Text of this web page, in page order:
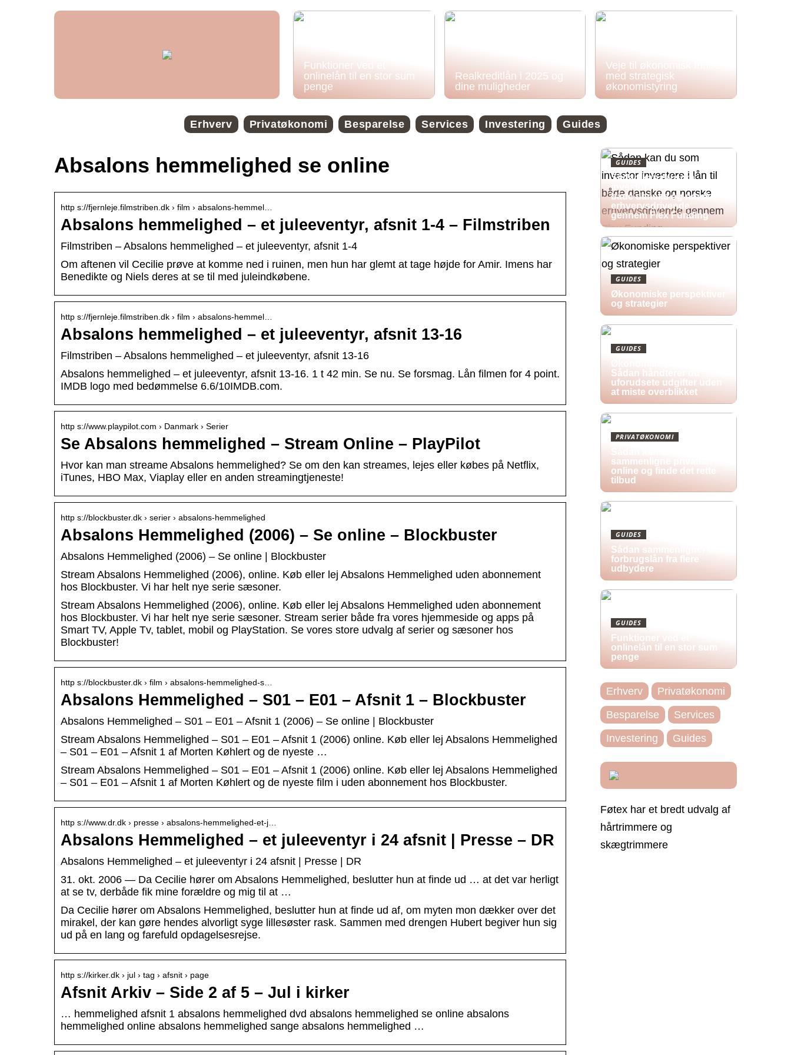
Funktioner ved et
onlinelån til en stor sum
penge
Realkreditlån i 2025 og
dine muligheder
Veje til økonomisk frihed
med strategisk
økonomistyring
Erhverv Privatøkonomi Besparelse Services Investering Guides
Absalons hemmelighed se online
http s://fjernleje.filmstriben.dk › film › absalons-hemmel…
Absalons hemmelighed – et juleeventyr, afsnit 1-4 – Filmstriben
Filmstriben – Absalons hemmelighed – et juleeventyr, afsnit 1-4
Om aftenen vil Cecilie prøve at komme ned i ruinen, men hun har glemt at tage højde for Amir. Imens har
Benedikte og Niels deres at se til med juleindkøbene.
http s://fjernleje.filmstriben.dk › film › absalons-hemmel…
Absalons hemmelighed – et juleeventyr, afsnit 13-16
Filmstriben – Absalons hemmelighed – et juleeventyr, afsnit 13-16
Absalons hemmelighed – et juleeventyr, afsnit 13-16. 1 t 42 min. Se nu. Se forsmag. Lån filmen for 4 point.
IMDB logo med bedømmelse 6.6/10IMDB.com.
http s://www.playpilot.com › Danmark › Serier
Se Absalons hemmelighed – Stream Online – PlayPilot
Hvor kan man streame Absalons hemmelighed? Se om den kan streames, lejes eller købes på Netflix,
iTunes, HBO Max, Viaplay eller en anden streamingtjeneste!
http s://blockbuster.dk › serier › absalons-hemmelighed
Absalons Hemmelighed (2006) – Se online – Blockbuster
Absalons Hemmelighed (2006) – Se online | Blockbuster
Stream Absalons Hemmelighed (2006), online. Køb eller lej Absalons Hemmelighed uden abonnement
hos Blockbuster. Vi har helt nye serie sæsoner.
Stream Absalons Hemmelighed (2006), online. Køb eller lej Absalons Hemmelighed uden abonnement
hos Blockbuster. Vi har helt nye serie sæsoner. Stream serier både fra vores hjemmeside og apps på
Smart TV, Apple Tv, tablet, mobil og PlayStation. Se vores store udvalg af serier og sæsoner hos
Blockbuster!
http s://blockbuster.dk › film › absalons-hemmelighed-s…
Absalons Hemmelighed – S01 – E01 – Afsnit 1 – Blockbuster
Absalons Hemmelighed – S01 – E01 – Afsnit 1 (2006) – Se online | Blockbuster
Stream Absalons Hemmelighed – S01 – E01 – Afsnit 1 (2006) online. Køb eller lej Absalons Hemmelighed
– S01 – E01 – Afsnit 1 af Morten Køhlert og de nyeste …
Stream Absalons Hemmelighed – S01 – E01 – Afsnit 1 (2006) online. Køb eller lej Absalons Hemmelighed
– S01 – E01 – Afsnit 1 af Morten Køhlert og de nyeste film i uden abonnement hos Blockbuster.
http s://www.dr.dk › presse › absalons-hemmelighed-et-j…
Absalons Hemmelighed – et juleeventyr i 24 afsnit | Presse – DR
Absalons Hemmelighed – et juleeventyr i 24 afsnit | Presse | DR
31. okt. 2006 — Da Cecilie hører om Absalons Hemmelighed, beslutter hun at finde ud … at det var herligt
at se tv, derbåde fik mine forældre og mig til at …
Da Cecilie hører om Absalons Hemmelighed, beslutter hun at finde ud af, om myten mon dækker over det
mirakel, der kan gøre hendes alvorligt syge lillesøster rask. Sammen med drengen Hubert begiver hun sig
ud på en lang og farefuld opdagelsesrejse.
http s://kirker.dk › jul › tag › afsnit › page
Afsnit Arkiv – Side 2 af 5 – Jul i kirker
… hemmelighed afsnit 1 absalons hemmelighed dvd absalons hemmelighed se online absalons
hemmelighed online absalons hemmelighed sange absalons hemmelighed …
GUIDES
Sådan kan du som
investor investere i lån til
både danske og norske
erhvervsdrivende
gennem Flex Funding
GUIDES
Økonomiske perspektiver
og strategier
GUIDES
Sådan håndterer du
uforudsete udgifter uden
at miste overblikket
PRIVATØKONOMI
sammenligne privatlån
online og finde det rette
tilbud
GUIDES
Sådan sammenligner du
forbrugslån fra flere
udbydere
GUIDES
Funktioner ved et
onlinelån til en stor sum
penge
Erhverv
Privatøkonomi
Besparelse
Services
Investering
Guides
Føtex har et bredt udvalg af
hårtrimmere og
skægtrimmere